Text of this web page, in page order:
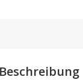
Beschreibung